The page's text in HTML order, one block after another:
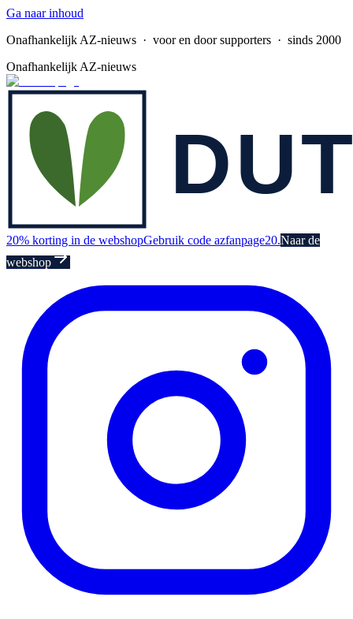
Ga naar inhoud
Onafhankelijk AZ-nieuws · voor en door supporters · sinds 2000
Onafhankelijk AZ-nieuws
20% korting in de webshopGebruik code azfanpage20.Naar de
webshop